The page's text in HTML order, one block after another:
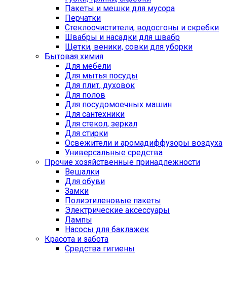
Пакеты и мешки для мусора
Перчатки
Стеклоочистители, водосгоны и скребки
Швабры и насадки для швабр
Щетки, веники, совки для уборки
Бытовая химия
Для мебели
Для мытья посуды
Для плит, духовок
Для полов
Для посудомоечных машин
Для сантехники
Для стекол, зеркал
Для стирки
Освежители и аромадиффузоры воздуха
Универсальные средства
Прочие хозяйственные принадлежности
Вешалки
Для обуви
Замки
Полиэтиленовые пакеты
Электрические аксессуары
Лампы
Насосы для баклажек
Красота и забота
Средства гигиены